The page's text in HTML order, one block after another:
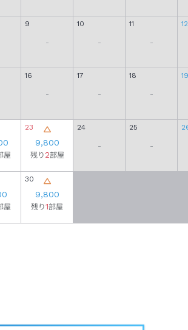
9
-
10
-
11
-
12
16
-
17
-
18
-
19
屋
23
9,800
残り2部屋
24
-
25
-
屋
30
9,800
残り1部屋